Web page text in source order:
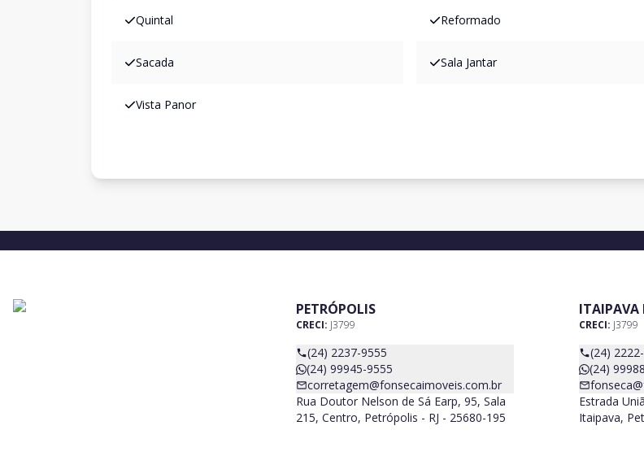
Quintal Reformado
Sacada Sala Jantar
Vista Panor
PETRÓPOLIS
CRECI: J3799
(24) 2237-9555
(24) 99945-9555
corretagem@fonsecaimoveis.com.br
Rua Doutor Nelson de Sá Earp, 95, Sala
215, Centro, Petrópolis - RJ - 25680-195
ITAIPAVA
CRECI: J3799
(24)
(24)
Estrada
Itaipava,